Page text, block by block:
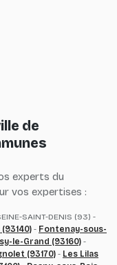
de
experts du
vos expertises :
SAINT-DENIS (93) -
- Fontenay-sous-
le-Grand (93160) -
(93170) - Les Lilas